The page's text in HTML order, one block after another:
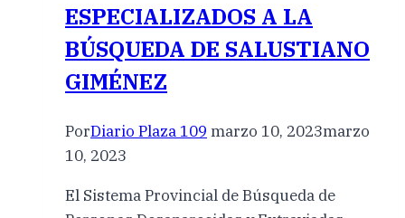
ESPECIALIZADOS A LA
BÚSQUEDA DE SALUSTIANO
GIMÉNEZ
PorDiario Plaza 109 marzo 10, 2023marzo
10, 2023
El Sistema Provincial de Búsqueda de